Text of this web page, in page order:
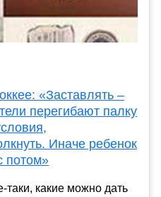
«Заставлять –
перегибают палку
Иначе ребенок
потом»
какие можно дать